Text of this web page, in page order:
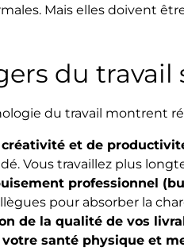
Mais elles doivent
du travail
du travail montrent
créativité et de
Vous travaillez plus
professionnel
pour absorber la
de la qualité de vos
santé physique et